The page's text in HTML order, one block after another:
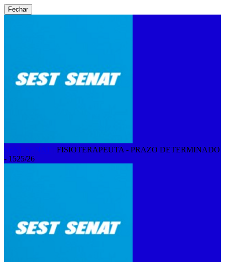
Fechar
SEST SENAT | FISIOTERAPEUTA - PRAZO DETERMINADO
- 1525/26